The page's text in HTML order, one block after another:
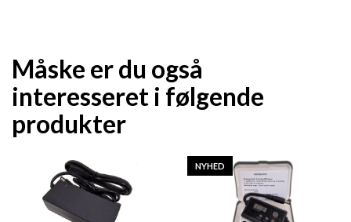
Måske er du også
interesseret i følgende
produkter
NYHED